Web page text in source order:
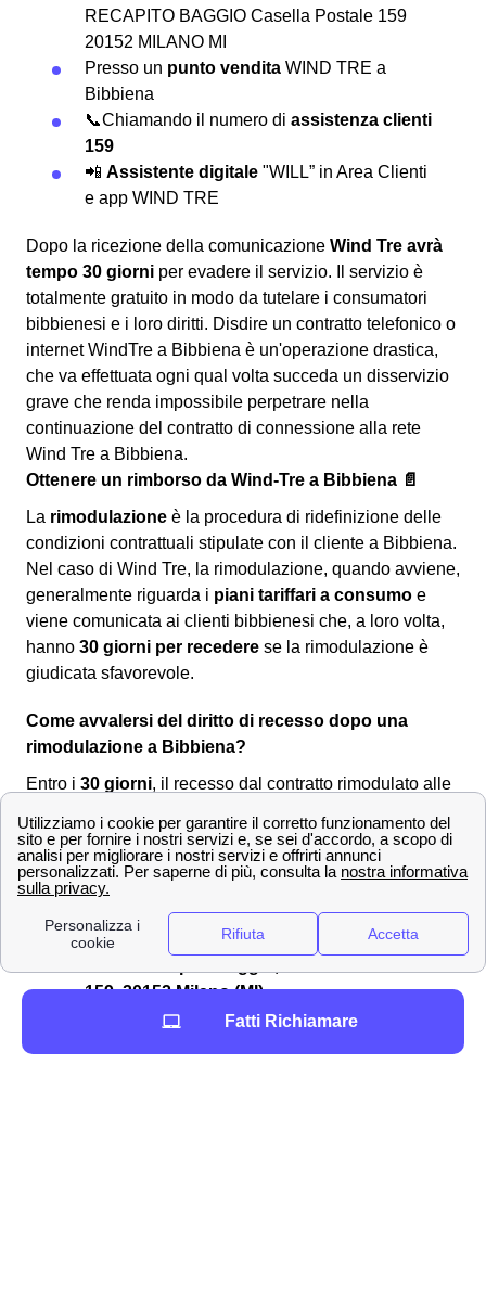
RECAPITO BAGGIO Casella Postale 159
20152 MILANO MI
Presso un punto vendita WIND TRE a
Bibbiena
📞Chiamando il numero di assistenza clienti
159
📲 Assistente digitale "WILL” in Area Clienti
e app WIND TRE
Dopo la ricezione della comunicazione Wind Tre avrà
tempo 30 giorni per evadere il servizio. Il servizio è
totalmente gratuito in modo da tutelare i consumatori
bibbienesi e i loro diritti. Disdire un contratto telefonico o
internet WindTre a Bibbiena è un'operazione drastica,
che va effettuata ogni qual volta succeda un disservizio
grave che renda impossibile perpetrare nella
continuazione del contratto di connessione alla rete
Wind Tre a Bibbiena.
Ottenere un rimborso da Wind-Tre a Bibbiena 📄
La rimodulazione è la procedura di ridefinizione delle
condizioni contrattuali stipulate con il cliente a Bibbiena.
Nel caso di Wind Tre, la rimodulazione, quando avviene,
generalmente riguarda i piani tariffari a consumo e
viene comunicata ai clienti bibbienesi che, a loro volta,
hanno 30 giorni per recedere se la rimodulazione è
giudicata sfavorevole.
Come avvalersi del diritto di recesso dopo una
rimodulazione a Bibbiena?
Entro i 30 giorni, il recesso dal contratto rimodulato alle
bibbienesi. Per comunicare la volontà di recesso si
dovrà utilizzare uno dei seguenti canali:
Servizio clienti Wind-Tre: contattabile al
PEC all'indirizzo:[email protected]
Raccomandata A/R a:Wind Tre S.p.A. CD
159, 20152 Milano (MI)
Punto Wind-Tre a Bibbiena
Fatti Richiamare